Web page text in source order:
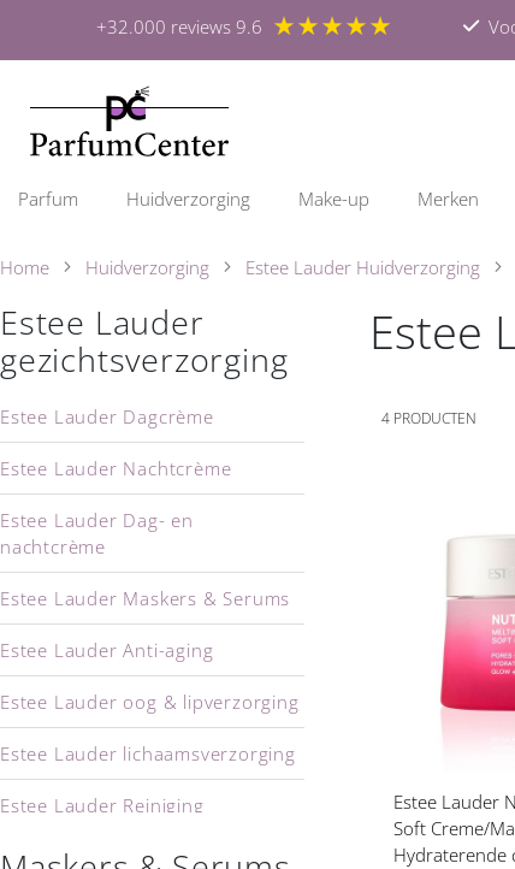
+32.000 reviews 9.6 ★★★★★
Parfum Huidverzorging Make-up Merken
Home Huidverzorging Estee Lauder Huidverzorging
Estee
4PRODUCTEN
aan
Estee Lauder
Soft Creme/
Hydraterende
Estee Lauder
gezichtsverzorging
Estee Lauder Dagcrème
Estee Lauder Nachtcrème
Estee Lauder Dag- en
nachtcrème
Estee Lauder Maskers & Serums
Estee Lauder Anti-aging
Estee Lauder oog & lipverzorging
Estee Lauder lichaamsverzorging
Estee Lauder Reiniging